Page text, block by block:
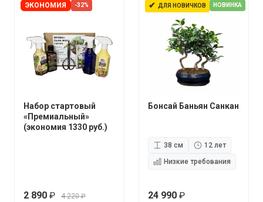
ЭКОНОМИЯ -32%
Набор стартовый
«Премиальный»
(экономия 1330 руб.)
2 890
4 220
✔ ДЛЯ НОВИЧКОВ НОВИНКА
Бонсай Баньян Санкан
38 см
12 лет
Низкие требования
24 990